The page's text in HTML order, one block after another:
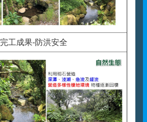
完工成果-防洪安全